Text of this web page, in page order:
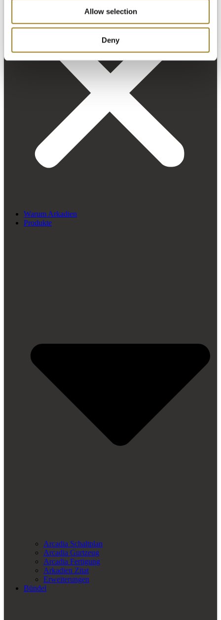
Allow selection
Deny
Warum Arkadien
Produkte
Arcadia Schaltplan
Arcadia Gurtzeug
Arcadia Fertigung
Arkadien Zitat
Erweiterungen
Bündel